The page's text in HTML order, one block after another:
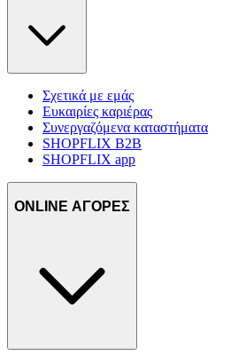
Σχετικά με εμάς
Ευκαιρίες καριέρας
Συνεργαζόμενα καταστήματα
SHOPFLIX B2B
SHOPFLIX app
ONLINE ΑΓΟΡΕΣ